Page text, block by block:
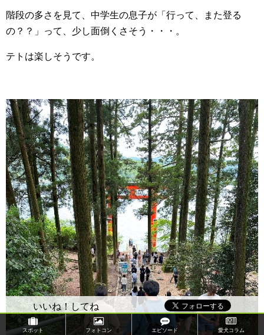
いいね！してね
階段の多さを見て、中学生の息子が「行って、また登る
の？？」って、少し面倒くさそう・・・。
テトは楽しそうです。
スポット フォトコン エピソード 愛犬コラム